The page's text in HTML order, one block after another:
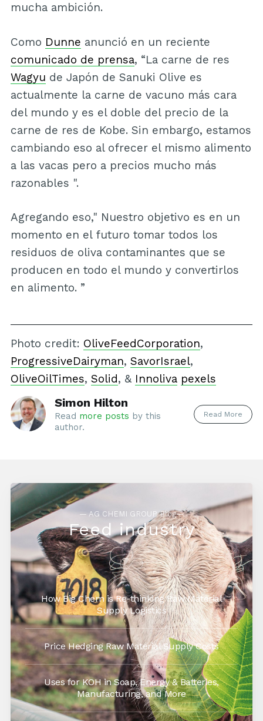
mucha ambición.
Como Dunne anunció en un reciente
comunicado de prensa, “La carne de res
Wagyu de Japón de Sanuki Olive es
actualmente la carne de vacuno más cara
del mundo y es el doble del precio de la
carne de res de Kobe. Sin embargo, estamos
cambiando eso al ofrecer el mismo alimento
a las vacas pero a precios mucho más
razonables ".
Agregando eso," Nuestro objetivo es en un
momento en el futuro tomar todos los
residuos de oliva contaminantes que se
producen en todo el mundo y convertirlos
en alimento. ”
Photo credit: OliveFeedCorporation,
ProgressiveDairyman, SavorIsrael,
OliveOilTimes, Solid, & Innoliva pexels
Simon Hilton
Read more posts by this
author.
Read More
— AG CHEMI GROUP Blog—
Feed industry
How Big Chem is Re-thinking Raw Material
Supply Logistics
Price Hedging Raw Material Supply Costs
Uses for KOH in Soap, Energy & Batteries,
Manufacturing, and More